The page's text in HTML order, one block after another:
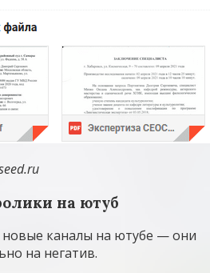
на ютуб
каналы на ютубе — они
на негатив.